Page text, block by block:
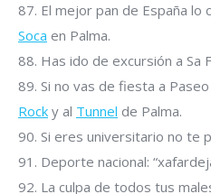
87. El mejor pan de España lo
Soca en Palma.
88. Has ido de excursión a Sa
89. Si no vas de fiesta a
Rock y al Tunnel de Palma.
90. Si eres universitario no te
91. Deporte nacional:
92. La culpa de todos tus